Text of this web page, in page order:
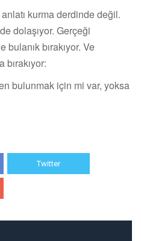
kurma derdinde değil.
dolaşıyor. Gerçeği
bırakıyor. Ve
bulunmak için mi var, yoksa
Twitter